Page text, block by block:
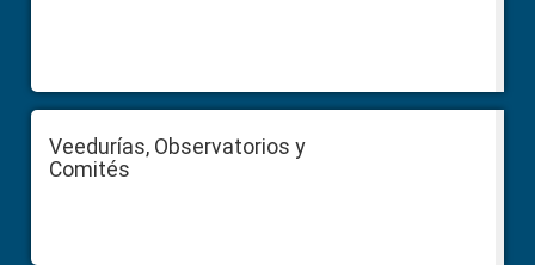
Veedurías, Observatorios y
Comités